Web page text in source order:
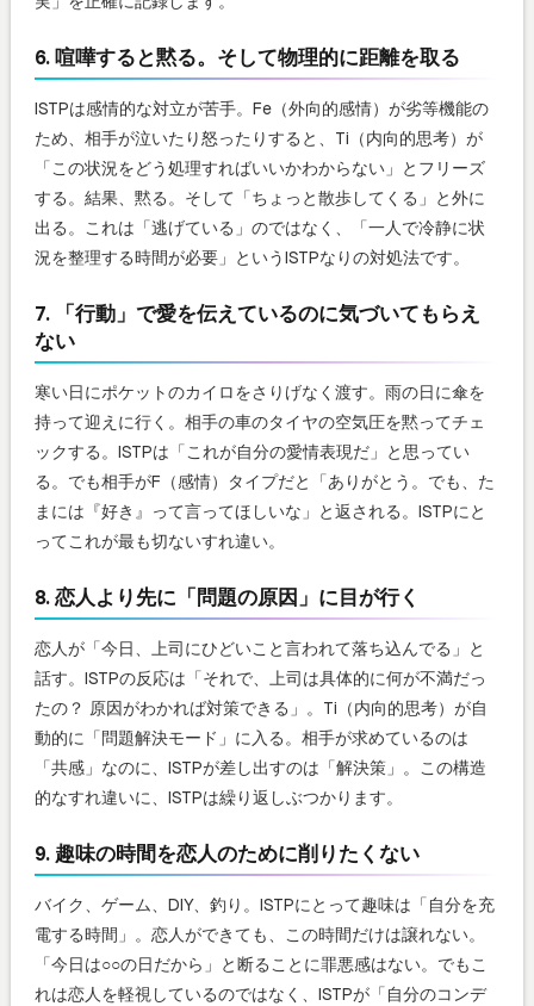
6. 喧嘩すると黙る。そして物理的に距離を取る
ISTPは感情的な対立が苦手。Fe（外向的感情）が劣等機能の
ため、相手が泣いたり怒ったりすると、Ti（内向的思考）が
「この状況をどう処理すればいいかわからない」とフリーズ
する。結果、黙る。そして「ちょっと散歩してくる」と外に
出る。これは「逃げている」のではなく、「一人で冷静に状
況を整理する時間が必要」というISTPなりの対処法です。
7. 「行動」で愛を伝えているのに気づいてもらえ
ない
寒い日にポケットのカイロをさりげなく渡す。雨の日に傘を
持って迎えに行く。相手の車のタイヤの空気圧を黙ってチェ
ックする。ISTPは「これが自分の愛情表現だ」と思ってい
る。でも相手がF（感情）タイプだと「ありがとう。でも、た
まには『好き』って言ってほしいな」と返される。ISTPにと
ってこれが最も切ないすれ違い。
8. 恋人より先に「問題の原因」に目が行く
恋人が「今日、上司にひどいこと言われて落ち込んでる」と
話す。ISTPの反応は「それで、上司は具体的に何が不満だっ
たの？ 原因がわかれば対策できる」。Ti（内向的思考）が自
動的に「問題解決モード」に入る。相手が求めているのは
「共感」なのに、ISTPが差し出すのは「解決策」。この構造
的なすれ違いに、ISTPは繰り返しぶつかります。
9. 趣味の時間を恋人のために削りたくない
バイク、ゲーム、DIY、釣り。ISTPにとって趣味は「自分を充
電する時間」。恋人ができても、この時間だけは譲れない。
「今日は○○の日だから」と断ることに罪悪感はない。でもこ
れは恋人を軽視しているのではなく、ISTPが「自分のコンデ